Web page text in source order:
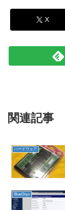
X
関連記事
ハードウェア
BlueOnyx